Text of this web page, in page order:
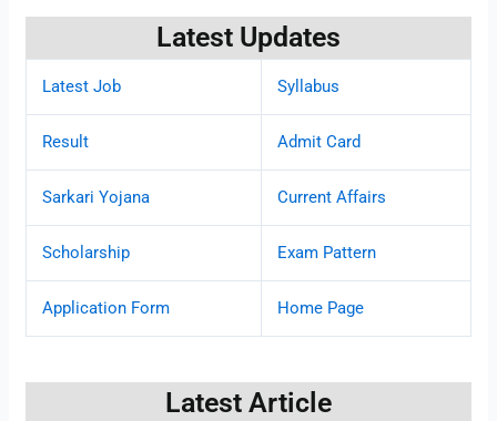
Latest Updates
Latest Job Syllabus
Result Admit Card
Sarkari Yojana Current Affairs
Scholarship Exam Pattern
Application Form Home Page
Latest Article